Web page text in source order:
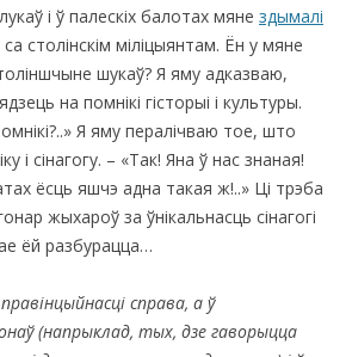
і ў палескіх балотах мяне здымалі
столінскім міліцыянтам. Ён у мяне
шукаў? Я яму адказваю,
на помнікі гісторыі і культуры.
Я яму пералічваю тое, што
і сінагогу. – «Так! Яна ў нас знаная!
ёсць яшчэ адна такая ж!..» Ці трэба
жыхароў за ўнікальнасць сінагогі
ёй разбурацца…
справа, а ў
(напрыклад, тых, дзе гаворыцца